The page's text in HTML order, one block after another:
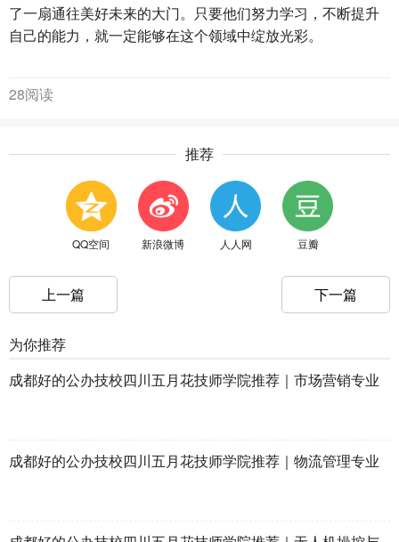
了一扇通往美好未来的大门。只要他们努力学习，不断提升
自己的能力，就一定能够在这个领域中绽放光彩。
28阅读
推荐
QQ空间 新浪微博 人人网 豆瓣
上一篇 下一篇
为你推荐
成都好的公办技校四川五月花技师学院推荐｜市场营销专业
成都好的公办技校四川五月花技师学院推荐｜物流管理专业